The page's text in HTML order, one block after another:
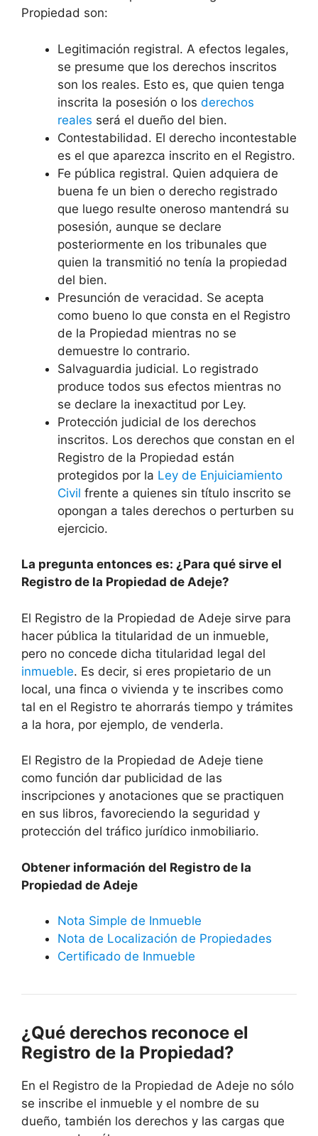
Propiedad son:
Legitimación registral. A efectos legales,
se presume que los derechos inscritos
son los reales. Esto es, que quien tenga
inscrita la posesión o los derechos
reales será el dueño del bien.
Contestabilidad. El derecho incontestable
es el que aparezca inscrito en el Registro.
Fe pública registral. Quien adquiera de
buena fe un bien o derecho registrado
que luego resulte oneroso mantendrá su
posesión, aunque se declare
posteriormente en los tribunales que
quien la transmitió no tenía la propiedad
del bien.
Presunción de veracidad. Se acepta
como bueno lo que consta en el Registro
de la Propiedad mientras no se
demuestre lo contrario.
Salvaguardia judicial. Lo registrado
produce todos sus efectos mientras no
se declare la inexactitud por Ley.
Protección judicial de los derechos
inscritos. Los derechos que constan en el
Registro de la Propiedad están
protegidos por la Ley de Enjuiciamiento
Civil frente a quienes sin título inscrito se
opongan a tales derechos o perturben su
ejercicio.
La pregunta entonces es: ¿Para qué sirve el
Registro de la Propiedad de Adeje?
El Registro de la Propiedad de Adeje sirve para
hacer pública la titularidad de un inmueble,
pero no concede dicha titularidad legal del
inmueble. Es decir, si eres propietario de un
local, una finca o vivienda y te inscribes como
tal en el Registro te ahorrarás tiempo y trámites
a la hora, por ejemplo, de venderla.
El Registro de la Propiedad de Adeje tiene
como función dar publicidad de las
inscripciones y anotaciones que se practiquen
en sus libros, favoreciendo la seguridad y
protección del tráfico jurídico inmobiliario.
Obtener información del Registro de la
Propiedad de Adeje
Nota Simple de Inmueble
Nota de Localización de Propiedades
Certificado de Inmueble
¿Qué derechos reconoce el
Registro de la Propiedad?
En el Registro de la Propiedad de Adeje no sólo
se inscribe el inmueble y el nombre de su
dueño, también los derechos y las cargas que